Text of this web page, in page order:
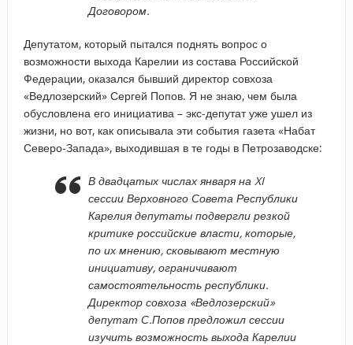
Договором.
Депутатом, который пытался поднять вопрос о
возможности выхода Карелии из состава Российской
Федерации, оказался бывший директор совхоза
«Ведлозерский» Сергей Попов. Я не знаю, чем была
обусловлена его инициатива – экс-депутат уже ушел из
жизни, но вот, как описывала эти события газета «Набат
Северо-Запада», выходившая в те годы в Петрозаводске:
В двадцатых числах января на XI
сессии Верховного Совета Республики
Карелия депутаты подвергли резкой
критике российские власти, которые,
по их мнению, сковывают местную
инициативу, ограничивают
самостоятельность республики.
Директор совхоза «Ведлозерский»
депутат С.Попов предложил сессии
изучить возможность выхода Карелии